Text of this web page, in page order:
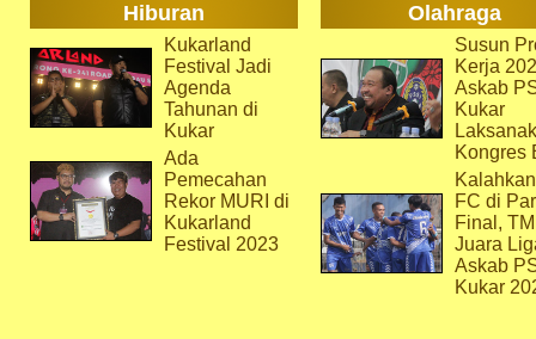
Hiburan Olahraga
Kukarland
Festival Jadi
Agenda
Tahunan di
Kukar
Ada
Pemecahan
Rekor MURI di
Kukarland
Festival 2023
Susun
Kerja
Askab
Kukar
Kongres
FC di
Final,
Juara
Askab
Kukar